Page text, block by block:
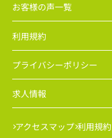
お客様の声一覧
利用規約
プライバシーポリシー
求人情報
アクセスマップ 利用規約